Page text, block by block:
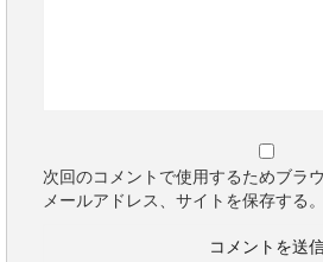
次回のコメントで使用するためブラ
メールアドレス、サイトを保存する。